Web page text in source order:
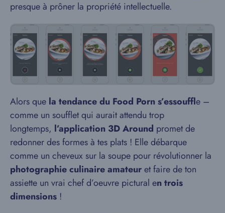
presque à prôner la propriété intellectuelle.
Alors que la tendance du Food Porn s’essouffle –
comme un soufflet qui aurait attendu trop
longtemps, l’application 3D Around promet de
redonner des formes à tes plats ! Elle débarque
comme un cheveux sur la soupe pour révolutionner la
photographie culinaire amateuret faire de ton
assiette un vrai chef d’oeuvre pictural en trois
dimensions !